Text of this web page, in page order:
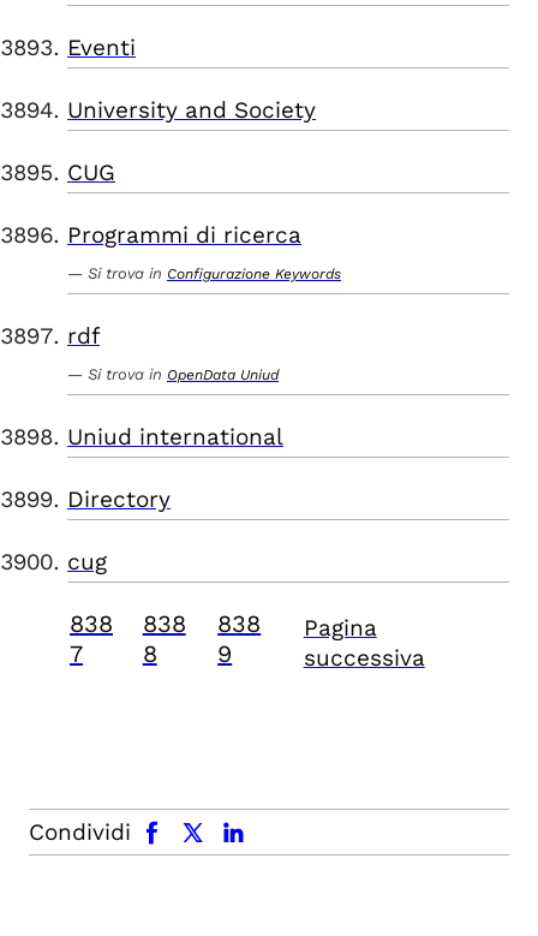
Eventi
University and Society
CUG
Programmi di ricerca
Si trova in Configurazione Keywords
rdf
Si trova in OpenData Uniud
Uniud international
Directory
cug
838
7
838
8
838
9
Pagina
successiva
Condividi
facebook x.com linkedin